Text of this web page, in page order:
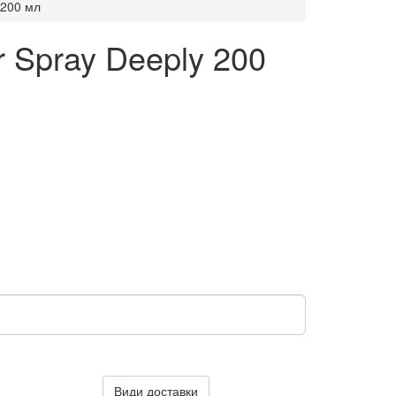
мл
Spray Deeply 200
Види доставки